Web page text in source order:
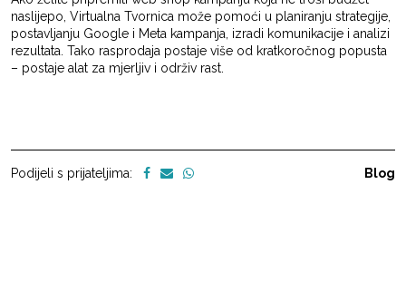
naslijepo, Virtualna Tvornica može pomoći u planiranju strategije,
postavljanju Google i Meta kampanja, izradi komunikacije i analizi
rezultata. Tako rasprodaja postaje više od kratkoročnog popusta
– postaje alat za mjerljiv i održiv rast.
Podijeli s prijateljima: Blog